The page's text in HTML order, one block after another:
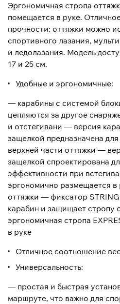
Эргономичная стропа
помещается в руке.
прочности: оттяжки можно
спортивного лазания,
и ледолазания. Модель
17 и 25 см.
Удобные и эргономичные:
— карабины с системой
цепляются за другое
и отстегивани — версия
защелкой предназначена
верхней части оттяжки —
защелкой спроектирована
эффективности при
эргономично размещается в
оттяжки — фиксатор
карабин и защищает стропу
эргономичная стропа
в руке
Отличное соотношение
Универсальность:
— простая и быстрая
маршруте, что важно для